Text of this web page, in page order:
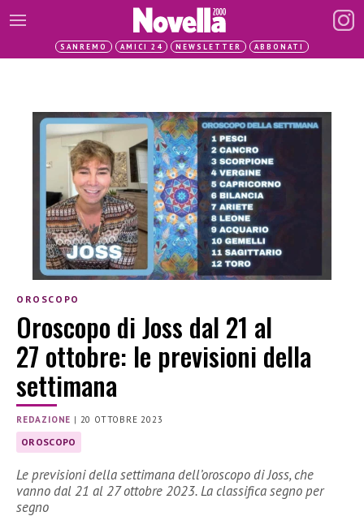
SANREMO AMICI 24 NEWSLETTER ABBONATI
OROSCOPO
Oroscopo di Joss dal 21 al
27 ottobre: le previsioni della
settimana
REDAZIONE | 20 OTTOBRE 2023
OROSCOPO
Le previsioni della settimana dell’oroscopo di Joss, che
vanno dal 21 al 27 ottobre 2023. La classifica segno per
segno